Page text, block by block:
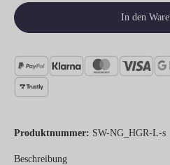
In den
Produktnummer: SW-NG_HGR-L-s
Beschreibung